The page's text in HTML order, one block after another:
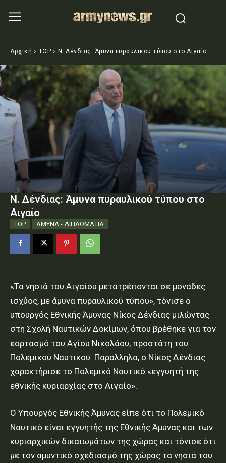
Αρχική TOP Ν. Δένδιας: Άμυνα πυραυλικού τύπου στο Αιγαίο
Ν. Δένδιας: Άμυνα πυραυλικού τύπου στο
Αιγαίο
TOP ΑΜΥΝΑ - ΔΙΠΛΩΜΑΤΙΑ
«Τα νησιά του Αιγαίου μετατρέπονται σε μονάδες
ισχύος, με άμυνα πυραυλικού τύπου», τόνισε ο
υπουργός Εθνικής Άμυνας Νίκος Δένδιας μιλώντας
στη Σχολή Ναυτικών Δοκίμων, όπου βρέθηκε για τον
εορτασμό του Αγίου Νικολάου, προστάτη του
Πολεμικού Ναυτικού. Παράλληλα, ο Νίκος Δένδιας
χαρακτήρισε το Πολεμικό Ναυτικό «εγγυητή της
εθνικής κυριαρχίας στο Αιγαίο».
Ο Υπουργός Εθνικής Άμυνας είπε ότι το Πολεμικό
Ναυτικό είναι εγγυητής της Εθνικής Άμυνας και των
κυριαρχικών δικαιωμάτων της χώρας και τόνισε ότι
με τoν αμυντικό σχεδιασμό της χώρας τα νησιά του